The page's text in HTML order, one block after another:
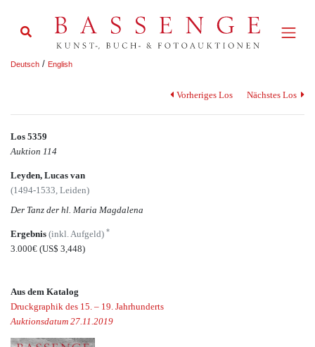
Deutsch / English
Vorheriges Los Nächstes Los
Los 5359
Auktion 114
Leyden, Lucas van
(1494-1533, Leiden)
Der Tanz der hl. Maria Magdalena
Ergebnis (inkl. Aufgeld) *
3.000€ (US$ 3,448)
Aus dem Katalog
Druckgraphik des 15. – 19. Jahrhunderts
Auktionsdatum 27.11.2019